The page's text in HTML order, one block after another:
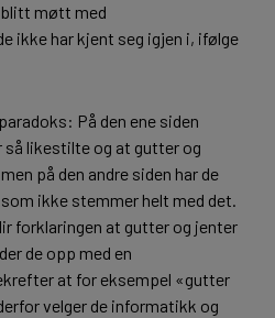
blitt møtt med
ikke har kjent seg igjen i, ifølge
På den ene siden
likestilte og at gutter og
på den andre siden har de
ikke stemmer helt med det.
forklaringen at gutter og jenter
de opp med en
at for eksempel «gutter
velger de informatikk og